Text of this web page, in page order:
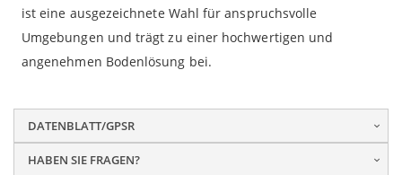
ist eine ausgezeichnete Wahl für anspruchsvolle
Umgebungen und trägt zu einer hochwertigen und
angenehmen Bodenlösung bei.
DATENBLATT/GPSR
HABEN SIE FRAGEN?